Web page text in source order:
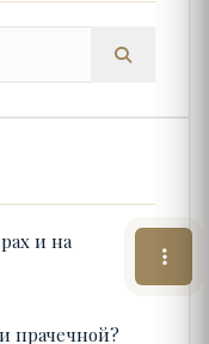
и на
прачечной?